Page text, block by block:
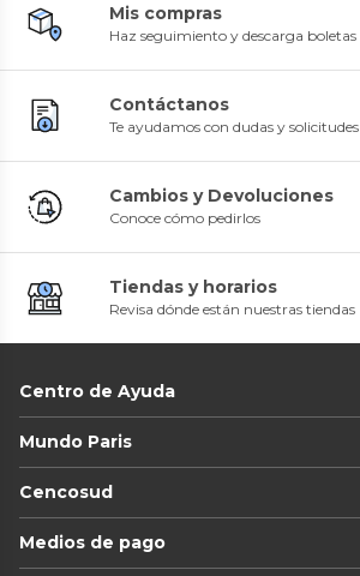
Mis compras
Haz seguimiento y descarga boletas
Contáctanos
Te ayudamos con dudas y solicitudes
Cambios y Devoluciones
Conoce cómo pedirlos
Tiendas y horarios
Revisa dónde están nuestras tiendas
Centro de Ayuda
Mundo Paris
Cencosud
Medios de pago